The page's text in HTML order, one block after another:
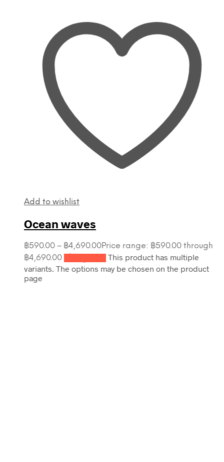
Add to wishlist
Ocean waves
฿590.00 – ฿4,690.00Price range: ฿590.00 through
฿4,690.00
This product has multiple
variants. The options may be chosen on the product
page